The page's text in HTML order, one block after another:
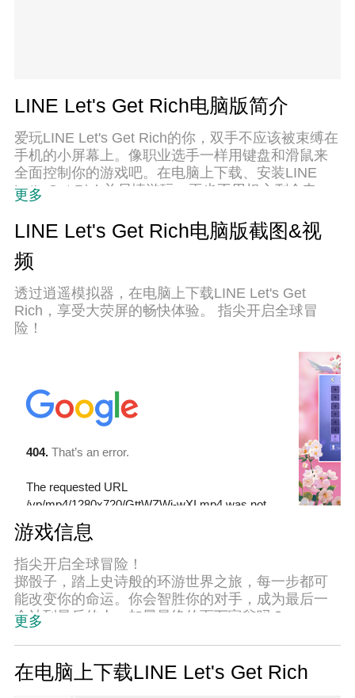
LINE Let's Get Rich电脑版简介
爱玩LINE Let's Get Rich的你，双手不应该被束缚在
手机的小屏幕上。像职业选手一样用键盘和滑鼠来
全面控制你的游戏吧。在电脑上下载、安装LINE
Let's Get Rich并尽情游玩。再也不用担心剩余电
你在电脑上游玩LINE Let's Get Rich的好选择！我们
用心准备，完美的按键映射系统让LINE Let's Get
Rich宛如电脑游戏；
更多
LINE Let's Get Rich电脑版截图&视
频
透过逍遥模拟器，在电脑上下载LINE Let's Get
Rich，享受大荧屏的畅快体验。 指尖开启全球冒
险！
游戏信息
指尖开启全球冒险！
掷骰子，踏上史诗般的环游世界之旅，每一步都可
能改变你的命运。你会智胜你的对手，成为最后一
个站到最后的人，加冕最终的百万富翁吗？
在《LINE Let's Get Rich》中，你需要的不仅仅是运
气——战略思维和敏锐的战术是你取胜的关键。邀
更多
在电脑上下载LINE Let's Get Rich